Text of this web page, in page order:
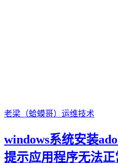
老梁（蛤蟆哥） 运维技术
windows系统安装
提示应用程序无法正